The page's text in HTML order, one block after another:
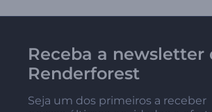
Receba a newsletter
Renderforest
Seja um dos primeiros a receber